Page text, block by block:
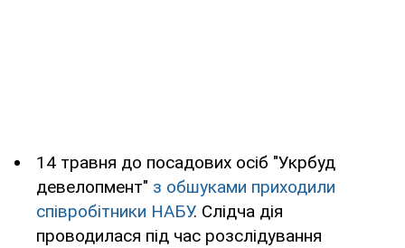
14 травня до посадових осіб "Укрбуд
девелопмент" з обшуками приходили
співробітники НАБУ. Слідча дія
проводилася під час розслідування